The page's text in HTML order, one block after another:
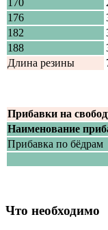
176
182
188
Длина резины
Прибавки на
Наименование
Прибавка по бёдрам
Что необходимо